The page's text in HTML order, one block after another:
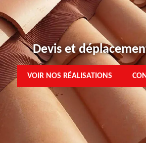
Devis et
VOIR NOS RÉALISATIONS